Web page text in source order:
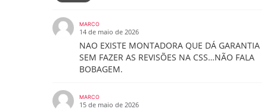
MARCO
14 de maio de 2026
NAO EXISTE MONTADORA QUE DÁ GARANTIA
SEM FAZER AS REVISÕES NA CSS…NÃO FALA
BOBAGEM.
MARCO
15 de maio de 2026